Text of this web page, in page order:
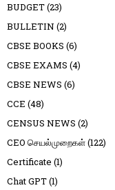
BUDGET(23)
BULLETIN (2)
CBSE BOOKS (6)
CBSE EXAMS (4)
CBSE NEWS (6)
CCE (48)
CENSUS NEWS (2)
CEO செயல்முறைகள்(122)
Certificate (1)
Chat GPT(1)